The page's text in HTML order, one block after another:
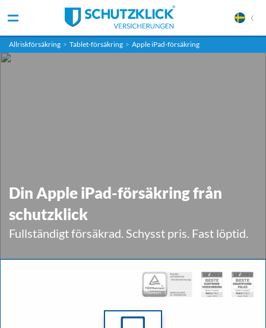
Allriskförsäkring > Tablet-försäkring > Apple iPad-försäkring
Din Apple iPad-försäkring från
schutzklick
Fullständigt försäkrad. Schysst pris. Fast löptid.